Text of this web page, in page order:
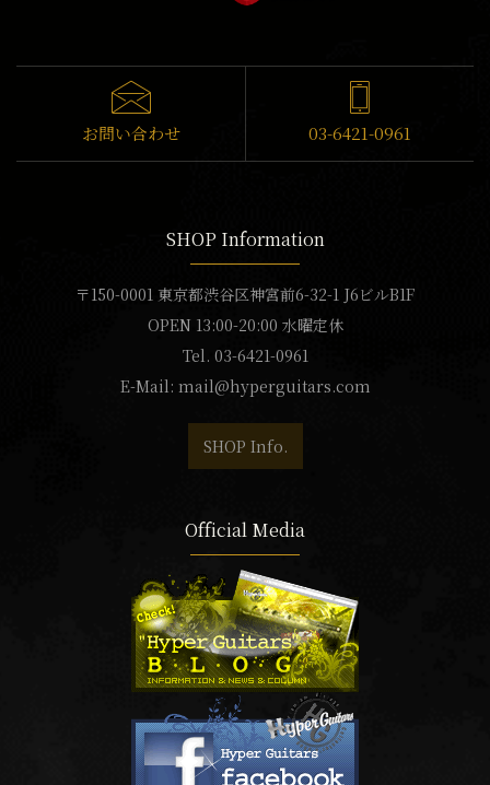
お問い合わせ 03-6421-0961
SHOP Information
〒150-0001 東京都渋谷区神宮前6-32-1 J6ビルB1F
OPEN 13:00-20:00 水曜定休
Tel. 03-6421-0961
E-Mail: mail@hyperguitars.com
SHOP Info.
Official Media